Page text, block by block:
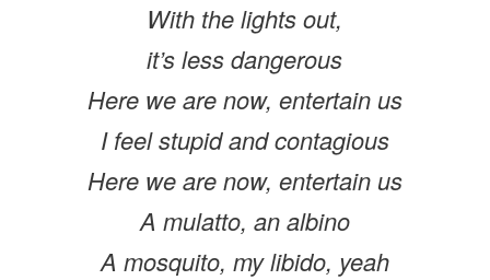
With the lights out,
it’s less dangerous
Here we are now, entertain us
I feel stupid and contagious
Here we are now, entertain us
A mulatto, an albino
A mosquito, my libido, yeah